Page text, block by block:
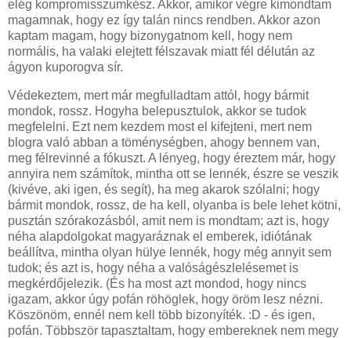
elég kompromisszumkész. Akkor, amikor végre kimondtam
magamnak, hogy ez így talán nincs rendben. Akkor azon
kaptam magam, hogy bizonygatnom kell, hogy nem
normális, ha valaki elejtett félszavak miatt fél délután az
ágyon kuporogva sír.
Védekeztem, mert már megfulladtam attól, hogy bármit
mondok, rossz. Hogyha belepusztulok, akkor se tudok
megfelelni. Ezt nem kezdem most el kifejteni, mert nem
blogra való abban a töménységben, ahogy bennem van,
meg félrevinné a fókuszt. A lényeg, hogy éreztem már, hogy
annyira nem számítok, mintha ott se lennék, észre se veszik
(kivéve, aki igen, és segít), ha meg akarok szólalni; hogy
bármit mondok, rossz, de ha kell, olyanba is bele lehet kötni,
pusztán szórakozásból, amit nem is mondtam; azt is, hogy
néha alapdolgokat magyaráznak el emberek, idiótának
beállítva, mintha olyan hülye lennék, hogy még annyit sem
tudok; és azt is, hogy néha a valóságészlelésemet is
megkérdőjelezik. (És ha most azt mondod, hogy nincs
igazam, akkor úgy pofán röhöglek, hogy öröm lesz nézni.
Köszönöm, ennél nem kell több bizonyíték. :D - és igen,
pofán. Többször tapasztaltam, hogy embereknek nem megy